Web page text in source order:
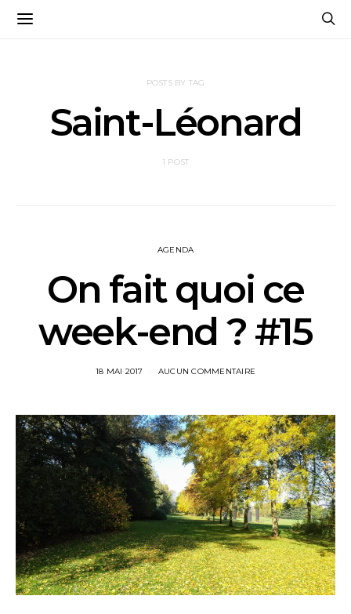
POSTS BY TAG
Saint-Léonard
1 POST
AGENDA
On fait quoi ce
week-end ? #15
18 MAI 2017 AUCUN COMMENTAIRE